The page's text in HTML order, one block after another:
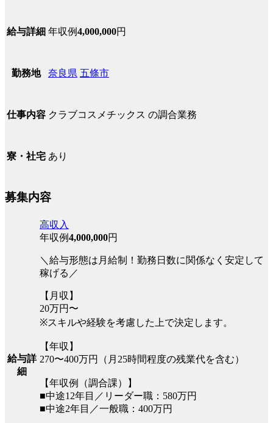
給与詳細 年収例4,000,000円
勤務地 奈良県 五條市
仕事内容 クラブコスメチックス の調合業務
寮・社宅 あり
募集内容
給与詳
細
高収入
年収例4,000,000円
＼給与形態は月給制！勤務日数に関係なく安定して
稼げる／
【月収】
20万円〜
※スキルや経験を考慮した上で決定します。
【年収】
270〜400万円（月25時間程度の残業代を含む）
【年収例（調合課）】
■中途12年目／リーダー職：580万円
■中途2年目／一般職：400万円